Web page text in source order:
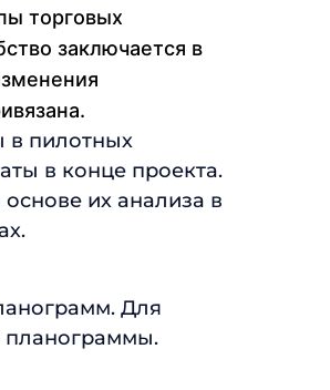
торговых
заключается в
в пилотных
в конце проекта.
их анализа в
Для
планограммы.